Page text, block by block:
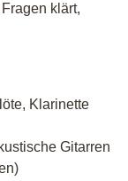
klärt,
Klarinette
Gitarren